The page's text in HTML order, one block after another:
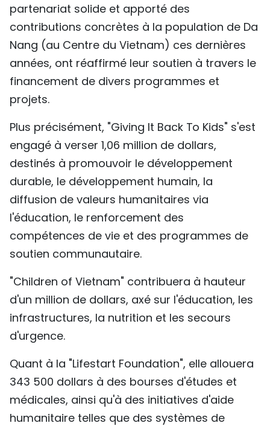
partenariat solide et apporté des
contributions concrètes à la population de Da
Nang (au Centre du Vietnam) ces dernières
années, ont réaffirmé leur soutien à travers le
financement de divers programmes et
projets.
Plus précisément, "Giving It Back To Kids" s'est
engagé à verser 1,06 million de dollars,
destinés à promouvoir le développement
durable, le développement humain, la
diffusion de valeurs humanitaires via
l'éducation, le renforcement des
compétences de vie et des programmes de
soutien communautaire.
"Children of Vietnam" contribuera à hauteur
d'un million de dollars, axé sur l'éducation, les
infrastructures, la nutrition et les secours
d'urgence.
Quant à la "Lifestart Foundation", elle allouera
343 500 dollars à des bourses d'études et
médicales, ainsi qu'à des initiatives d'aide
humanitaire telles que des systèmes de